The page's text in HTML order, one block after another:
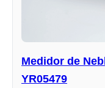
Medidor de
YR05479